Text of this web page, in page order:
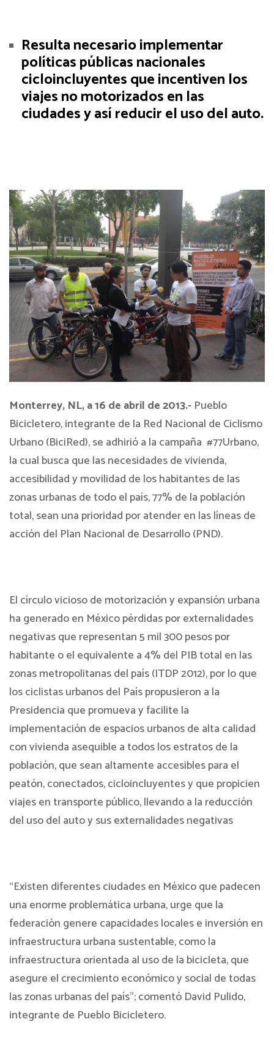
Resulta necesario implementar
políticas públicas nacionales
cicloincluyentes que incentiven los
viajes no motorizados en las
ciudades y así reducir el uso del auto.
Monterrey, NL, a 16 de abril de 2013.- Pueblo
Bicicletero,integrante de la Red Nacional de Ciclismo
Urbano (BiciRed), se adhirió a la campaña #77Urbano,
la cual busca que las necesidades de vivienda,
accesibilidad y movilidad de los habitantes de las
zonas urbanas de todo el país, 77% de la población
total, sean una prioridad por atender en las líneas de
acción del Plan Nacional de Desarrollo (PND).
El círculo vicioso de motorización y expansión urbana
ha generado en México pérdidas por externalidades
negativas que representan 5 mil 300 pesos por
habitante o el equivalente a 4% del PIB total en las
zonas metropolitanas del país (ITDP 2012), por lo que
los ciclistas urbanos del País propusieron a la
Presidencia que promueva y facilite la
implementación de espacios urbanos de alta calidad
con vivienda asequible a todos los estratos de la
población, que sean altamente accesibles para el
peatón, conectados, cicloincluyentes y que propicien
viajes en transporte público, llevando a la reducción
del uso del auto y sus externalidades negativas
“Existen diferentes ciudades en México que padecen
una enorme problemática urbana, urge que la
federación genere capacidades locales e inversión en
infraestructura urbana sustentable, como la
infraestructura orientada al uso de la bicicleta, que
asegure el crecimiento económico y social de todas
las zonas urbanas del país”; comentó David Pulido,
integrante de Pueblo Bicicletero.